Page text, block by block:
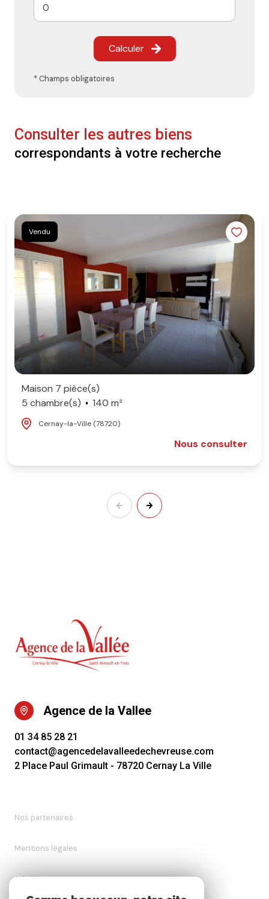
Calculer
* Champs obligatoires
Consulter les autres biens
correspondants à votre recherche
Vendu
Maison 7 pièce(s)
5 chambre(s)
140 m²
Cernay-la-Ville (78720)
Nous consulter
Agence de la Vallee
01 34 85 28 21
contact@agencedelavalleedechevreuse.com
2 Place Paul Grimault - 78720 Cernay La Ville
Nos partenaires
Mentions légales
Admin